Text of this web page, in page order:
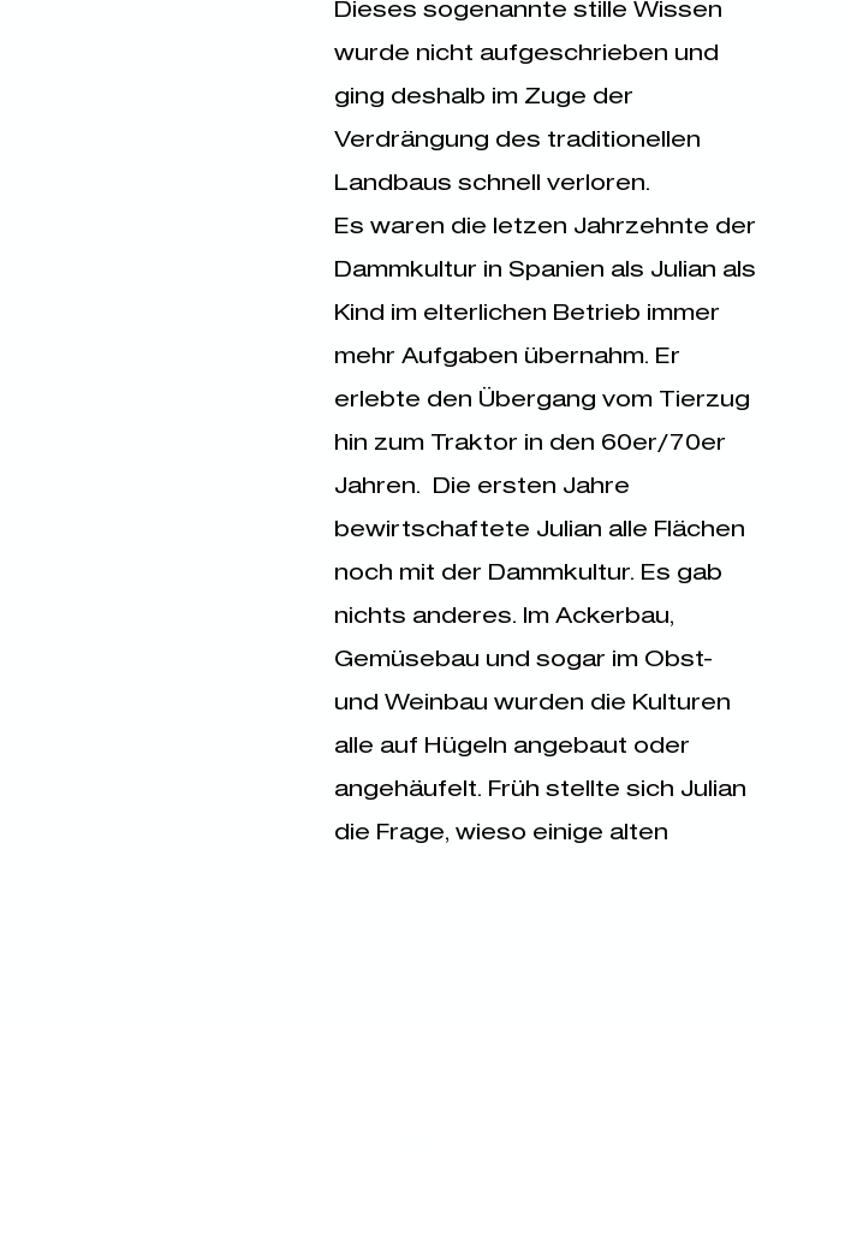
Dieses sogenannte stille Wissen
wurde nicht aufgeschrieben und
ging deshalb im Zuge der
Verdrängung des traditionellen
Landbaus schnell verloren.
Es waren die letzen Jahrzehnte der
Dammkultur in Spanien als Julian als
Kind im elterlichen Betrieb immer
mehr Aufgaben übernahm. Er
erlebte den Übergang vom Tierzug
hin zum Traktor in den 60er/70er
Jahren. Die ersten Jahre
bewirtschaftete Julian alle Flächen
noch mit der Dammkultur. Es gab
nichts anderes. Im Ackerbau,
Gemüsebau und sogar im Obst-
und Weinbau wurden die Kulturen
alle auf Hügeln angebaut oder
angehäufelt. Früh stellte sich Julian
die Frage, wieso einige alten